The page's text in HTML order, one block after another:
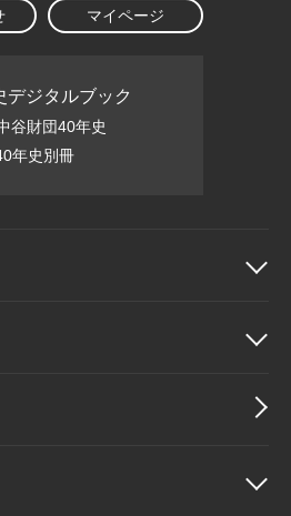
マイページ
デジタルブック
谷財団40年史
年史別冊